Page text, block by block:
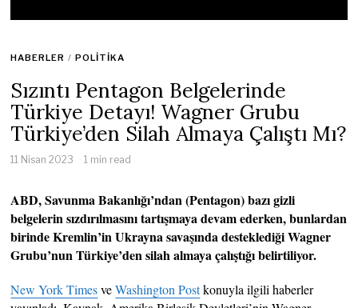
HABERLER / POLITIKA
Sızıntı Pentagon Belgelerinde
Türkiye Detayı! Wagner Grubu
Türkiye’den Silah Almaya Çalıştı Mı?
11 Nisan 2023 1 min read
ABD, Savunma Bakanlığı’ndan (Pentagon) bazı gizli
belgelerin sızdırılmasını tartışmaya devam ederken, bunlardan
birinde Kremlin’in Ukrayna savaşında desteklediği Wagner
Grubu’nun Türkiye’den silah almaya çalıştığı belirtiliyor.
New York TimesveWashington Postkonuyla ilgili haberler